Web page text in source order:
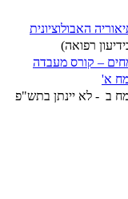
האבולוציונית
רפואה)
– קורס מעבדה
א'
ב - לא יינתן בתש"פ